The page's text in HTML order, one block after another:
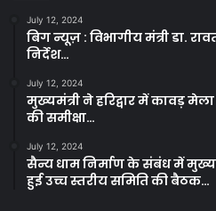
July 12, 2024
बिग न्यूज़ : विभागीय मंत्री डा.
निर्देश…
July 12, 2024
मुख्यमंत्री ने हरिद्वार में कावड़
की समीक्षा…
July 12, 2024
सैन्य धाम निर्माण के संबंध में
हुई उच्च स्तरीय समिति की बैठक…